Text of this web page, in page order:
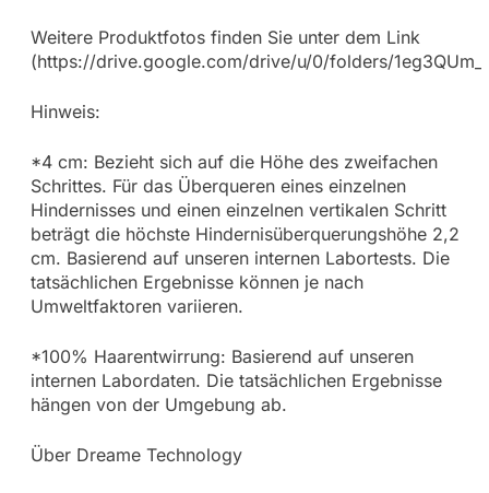
Weitere Produktfotos finden Sie unter dem Link
(https://drive.google.com/drive/u/0/folders/
Hinweis:
*4 cm: Bezieht sich auf die Höhe des zweifachen
Schrittes. Für das Überqueren eines einzelnen
Hindernisses und einen einzelnen vertikalen Schritt
beträgt die höchste Hindernisüberquerungshöhe 2,2
cm. Basierend auf unseren internen Labortests. Die
tatsächlichen Ergebnisse können je nach
Umweltfaktoren variieren.
*100% Haarentwirrung: Basierend auf unseren
internen Labordaten. Die tatsächlichen Ergebnisse
hängen von der Umgebung ab.
Über Dreame Technology